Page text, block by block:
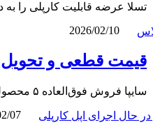
تسلا عرضه قابلیت کارپلی را به دلیل عدم
2026/02/10
قیمت قطعی و تحویل ۹۰ روزه؛ بخشنامه طلایی سایپا برای بهمن ۱۴۰۴
سایپا فروش فوق‌العاده ۵ محصول (چانگان، اطلس، ساینا و کوییک) را با قیمت قطعی و تحویل ۹۰ روزه آغاز کرد.…
07